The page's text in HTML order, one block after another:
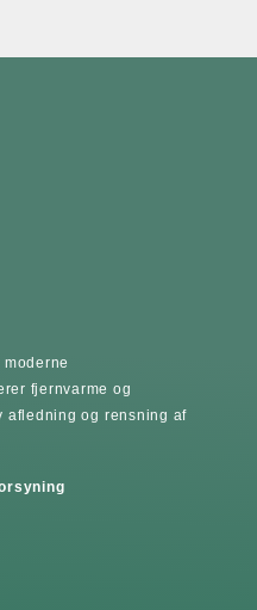
fjernvarme og
afledning og rensning af